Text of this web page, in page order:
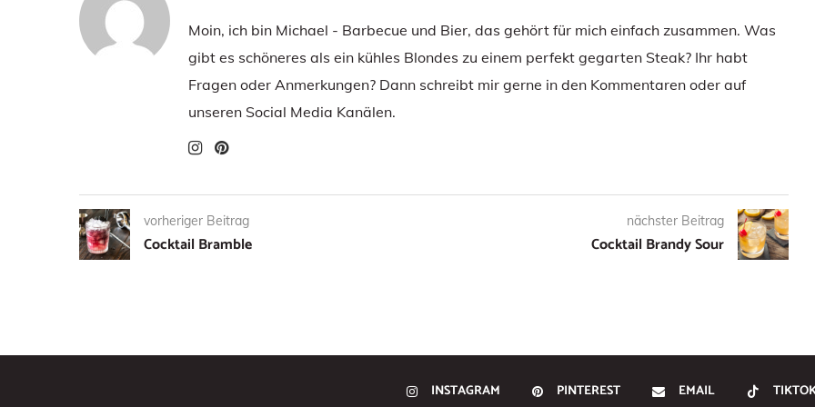
Moin, ich bin Michael - Barbecue und Bier, das gehört für mich einfach zusammen. Was
gibt es schöneres als ein kühles Blondes zu einem perfekt gegarten Steak? Ihr habt
Fragen oder Anmerkungen? Dann schreibt mir gerne in den Kommentaren oder auf
unseren Social Media Kanälen.
vorheriger Beitrag
Cocktail Bramble
nächster Beitrag
Cocktail Brandy Sour
INSTAGRAM PINTEREST EMAIL